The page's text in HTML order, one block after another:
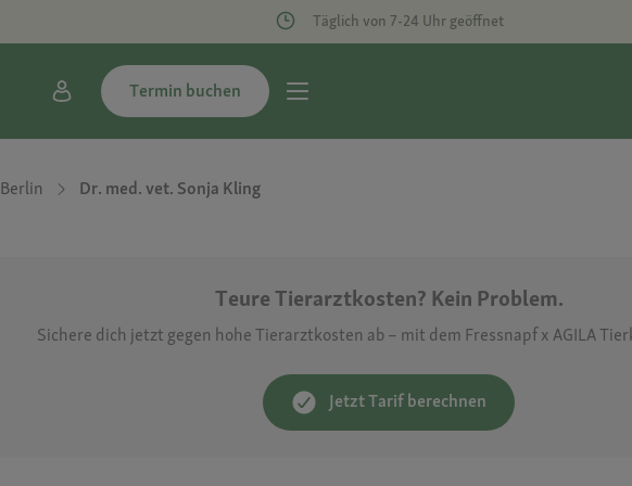
Täglich von 7-24 Uhr geöffnet
Termin buchen
Berlin Dr. med. vet. Sonja Kling
Teure Tierarztkosten? Kein Problem.
Sichere dich jetzt gegen hohe Tierarztkosten ab – mit dem Fressnapf x AGILA
Jetzt Tarif berechnen